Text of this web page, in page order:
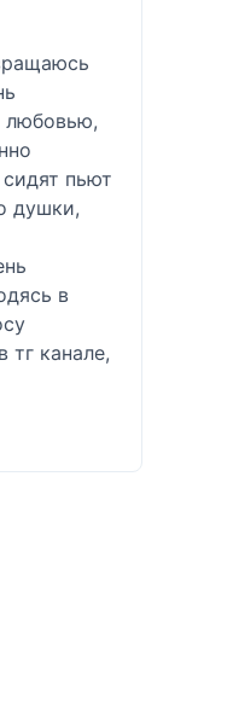
любовью,
пьют
душки,
в
тг канале,